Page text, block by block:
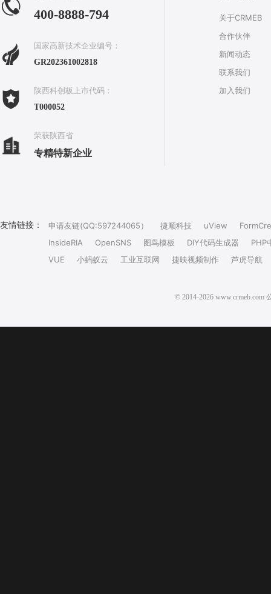
400-8888-794
国家高新技术企业编号：
GR202361002818
陕西科创板上市代码：
T000052
荣获陕西省
专精特新企业
关于CRMEB
合作伙伴
新闻动态
联系我们
加入我们
友情链接： 申请友链(QQ:597244065） 捷顺科技 uView
InsideRIA
OpenSNS 图鸟模板 DIY代码生成器
PHP
VUE
小蚂蚁云 工业互联网 捷映视频制作 芦虎导航
© 2014-2026